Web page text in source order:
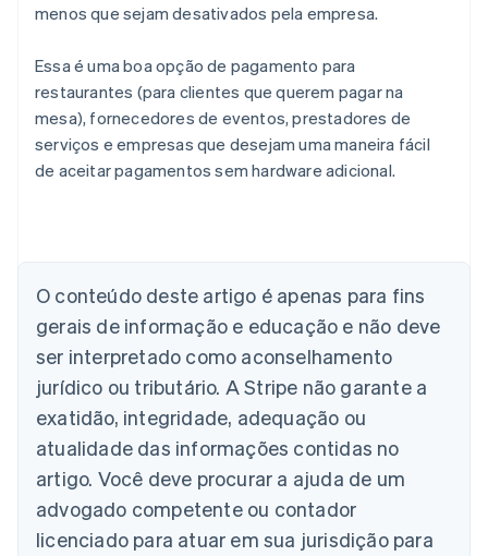
menos que sejam desativados pela empresa.
Essa é uma boa opção de pagamento para
restaurantes (para clientes que querem pagar na
mesa), fornecedores de eventos, prestadores de
serviços e empresas que desejam uma maneira fácil
de aceitar pagamentos sem hardware adicional.
O conteúdo deste artigo é apenas para fins
gerais de informação e educação e não deve
ser interpretado como aconselhamento
jurídico ou tributário. A Stripe não garante a
exatidão, integridade, adequação ou
atualidade das informações contidas no
artigo. Você deve procurar a ajuda de um
advogado competente ou contador
licenciado para atuar em sua jurisdição para
Deutsch English
Austrália
Áustria
DeutschEnglish
Bélgica
Nederlands FrançaisDeutschEnglish
Brasil
Português English
Bulgária
English
Canadá